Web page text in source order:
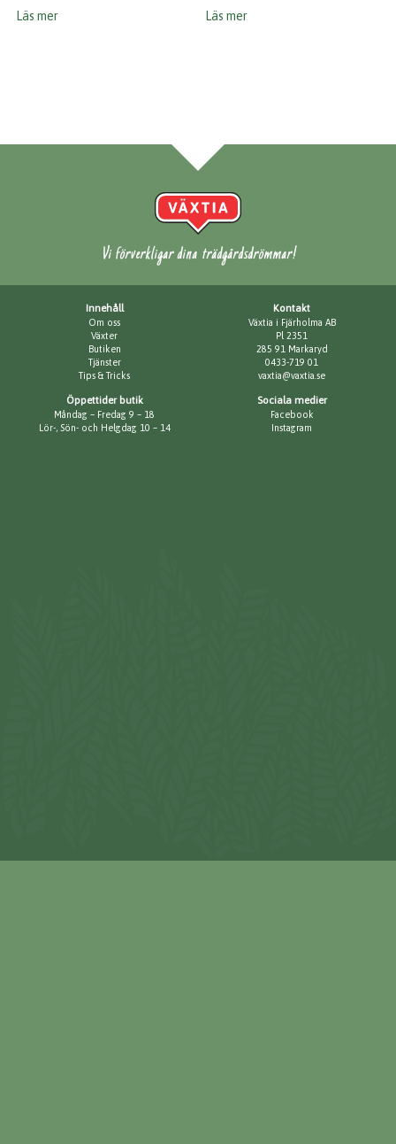
Läs mer Läs mer
Vi förverkligar dina trädgårdsdrömmar!
Innehåll
Om oss
Växter
Butiken
Tjänster
Tips & Tricks
Kontakt
Växtia i Fjärholma AB
Pl 2351
285 91 Markaryd
0433-719 01
vaxtia@vaxtia.se
Öppettider butik
Måndag – Fredag 9 – 18
Lör-, Sön- och Helgdag 10 – 14
Sociala medier
Facebook
Instagram